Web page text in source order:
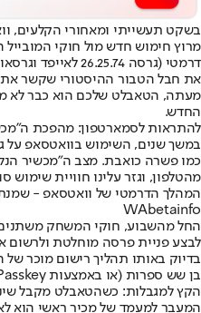
בשקט תעשייתי ומאחורי הקלעים,
מרוץ חימוש חדש מול חוקי המובייל
דרמטי (גרסה
את חבל הטבור ההיסטורי שקשר את
מעתה, הטאבלט שלכם הוא כבר לא
החדש.
להתראות לסמארטפון: מהפכת
במשך שנים, השימוש בוואטסאפ על
מהטלפון, וגזר עלינו חוויית שימוש
המהלך הדרמטי של וואטסאפ -
WAbetainfo
החל מהשבוע, חוקי המשחק
לבצע פניית פרסה מוחלטת ולרשום
בדיוק באותו תהליך רישום מוכר
בן שש ספרות (או באמצעות Passkey מאובטח למשתמשי אפל).
הקץ למגבלות: כשהטאבלט מקבל
המעבר למעמד של מכיר ראשי הוא